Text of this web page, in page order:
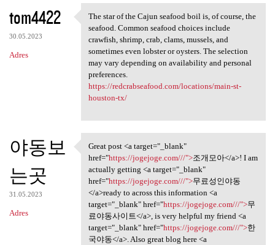
K
o
m
e
z
e
tom4422
30.05.2023
Adres
The star of the Cajun seafood
The star of the Cajun seafood boil is, of course, the
seafood. Common seafood choices include
crawfish, shrimp, crab, clams, mussels, and
sometimes even lobster or oysters. The selection
may vary depending on availability and personal
preferences.
https://redcrabseafood.com/locations/main-st-
houston-tx/
야동보
는곳
31.05.2023
Adres
Great post <a target="_blank"
Great post <a target="_blank"
href="https://jogejoge.com///">조개모아</a>! I am
actually getting <a target="_blank"
href="https://jogejoge.com///">무료성인야동
</a>ready to across this information <a
target="_blank" href="https://jogejoge.com///">무
료야동사이트</a>, is very helpful my friend <a
target="_blank" href="https://jogejoge.com///">한
국야동</a>. Also great blog here <a